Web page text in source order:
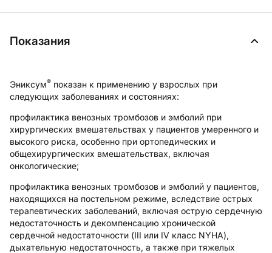
Показания
Эниксум® показан к применению у взрослых при
следующих заболеваниях и состояниях:
профилактика венозных тромбозов и эмболий при
хирургических вмешательствах у пациентов умеренного и
высокого риска, особенно при ортопедических и
общехирургических вмешательствах, включая
онкологические;
профилактика венозных тромбозов и эмболий у пациентов,
находящихся на постельном режиме, вследствие острых
терапевтических заболеваний, включая острую сердечную
недостаточность и декомпенсацию хронической
сердечной недостаточности (III или IV класс NYHA),
дыхательную недостаточность, а также при тяжелых